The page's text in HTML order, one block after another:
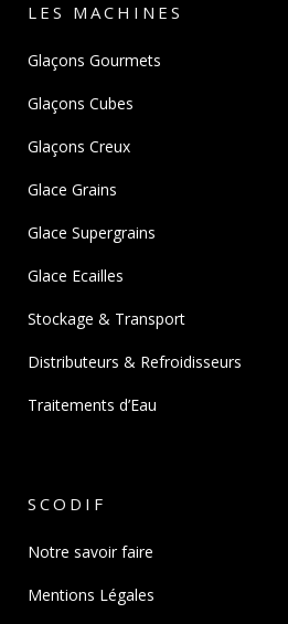
LES MACHINES
Glaçons Gourmets
Glaçons Cubes
Glaçons Creux
Glace Grains
Glace Supergrains
Glace Ecailles
Stockage & Transport
Distributeurs & Refroidisseurs
Traitements d’Eau
SCODIF
Notre savoir faire
Mentions Légales